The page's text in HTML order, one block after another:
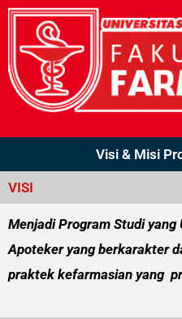
Lewati
konten
Visi & Misi
VISI
Menjadi Program Studi yang
Apoteker yang berkarakter
praktek kefarmasian yang